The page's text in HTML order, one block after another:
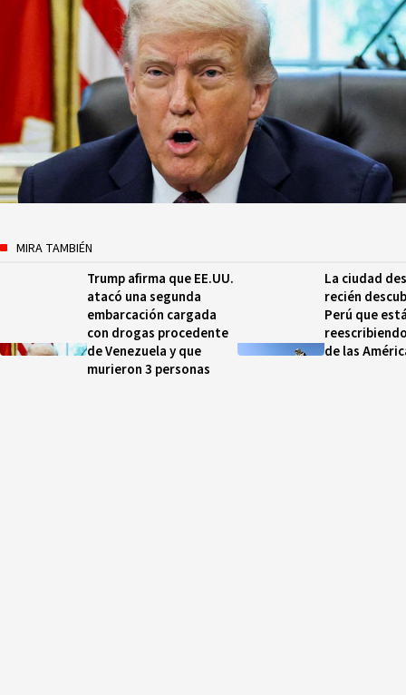
MIRA TAMBIÉN
Trump afirma que EE.UU.
atacó una segunda
embarcación cargada
con drogas procedente
de Venezuela y que
murieron 3 personas
La ciudad
recién
Perú que
de las